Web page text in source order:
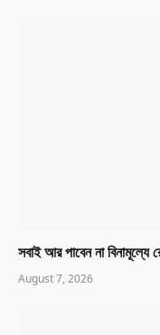
সবাই আর পাবেন না বিনামূল্যে
August 7, 2026